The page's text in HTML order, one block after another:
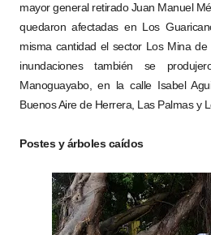
mayor general retirado Juan Manuel
quedaron afectadas en Los
misma cantidad el sector Los Mina
inundaciones también se
Manoguayabo, en la calle Isabel
Buenos Aire de Herrera, Las Palmas y
Postes y árboles caídos